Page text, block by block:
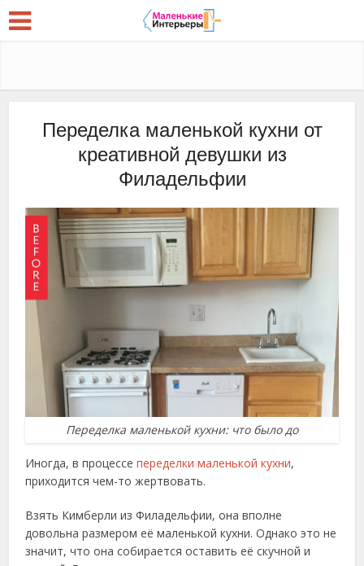
Переделка маленькой кухни от
креативной девушки из
Филадельфии
Переделка маленькой кухни: что было до
Иногда, в процессепеределки маленькой кухни,
приходится чем-то жертвовать.
Взять Кимберли из Филадельфии, она вполне
довольна размером её маленькой кухни. Однако это не
значит, что она собирается оставить её скучной и